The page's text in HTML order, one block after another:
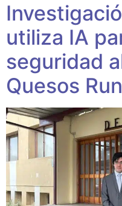
utiliza IA
seguridad
Quesos